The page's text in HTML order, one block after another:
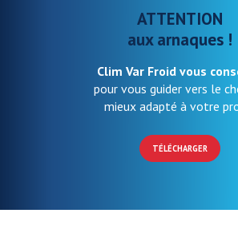
ATTENTION
aux arnaques !
Clim Var Froid vous
pour vous guider vers le
mieux adapté à votre
TÉLÉCHARGER